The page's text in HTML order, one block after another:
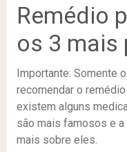
Remédio
os 3 mais
Importante: Somente
recomendar o
existem alguns
são mais famosos e
mais sobre eles.